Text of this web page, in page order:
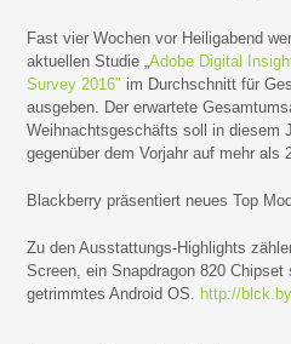
Fast vier Wochen vor Heiligabend
aktuellen Studie „Adobe Digital
Survey 2016″ im Durchschnitt für
ausgeben. Der erwartete
Weihnachtsgeschäfts soll in diesem
gegenüber dem Vorjahr auf mehr als
Blackberry präsentiert neues Top
Zu den Ausstattungs-Highlights
Screen, ein Snapdragon 820
getrimmtes Android OS. http://